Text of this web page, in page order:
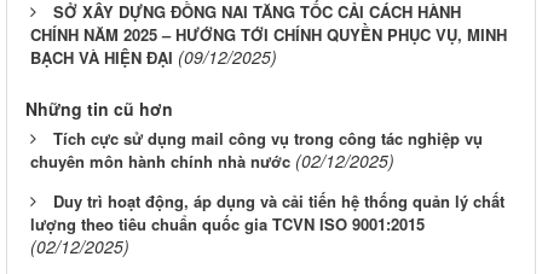
SỞ XÂY DỰNG ĐỒNG NAI TĂNG TỐC CẢI CÁCH HÀNH
CHÍNH NĂM 2025 – HƯỚNG TỚI CHÍNH QUYỀN PHỤC VỤ, MINH
BẠCH VÀ HIỆN ĐẠI (09/12/2025)
Những tin cũ hơn
Tích cực sử dụng mail công vụ trong công tác nghiệp vụ
chuyên môn hành chính nhà nước (02/12/2025)
Duy trì hoạt động, áp dụng và cải tiến hệ thống quản lý chất
lượng theo tiêu chuẩn quốc gia TCVN ISO 9001:2015
(02/12/2025)